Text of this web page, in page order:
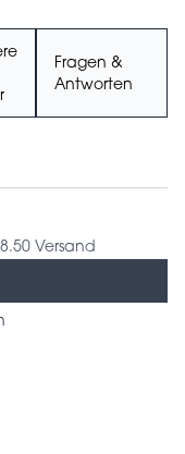
Fragen &
Antworten
Versand